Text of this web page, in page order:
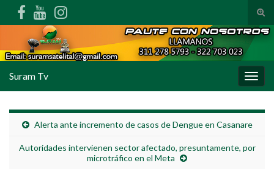
Suram Tv
Alerta ante incremento de casos de Dengue en Casanare
Autoridades intervienen sector afectado, presuntamente, por
microtráfico en el Meta